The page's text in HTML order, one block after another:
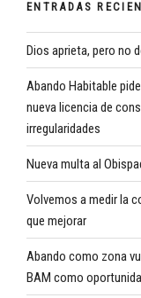
ENTRADAS
Dios aprieta, pero no
Abando Habitable
nueva licencia de
irregularidades
Nueva multa al
Volvemos a medir la
que mejorar
Abando como zona
BAM como